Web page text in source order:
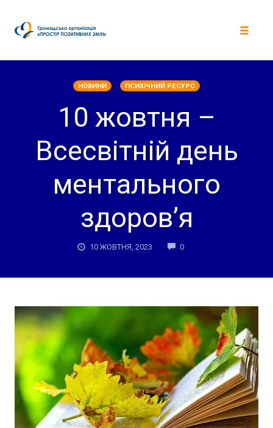
content
НОВИНИ ПСИХІЧНИЙ РЕСУРС
10 жовтня –
Всесвітній день
ментального
здоров’я
10 ЖОВТНЯ, 2023 0COMMENTS